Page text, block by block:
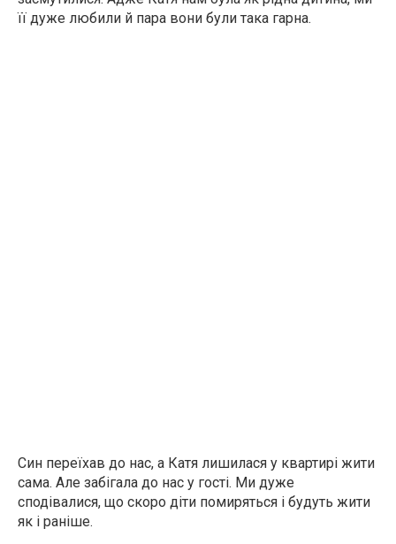
її дуже любили й пара вони були така гарна.
Син переїхав до нас, а Катя лишилася у квартирі жити
сама. Але забігала до нас у гості. Ми дуже
сподівалися, що скоро діти помиряться і будуть жити
як і раніше.